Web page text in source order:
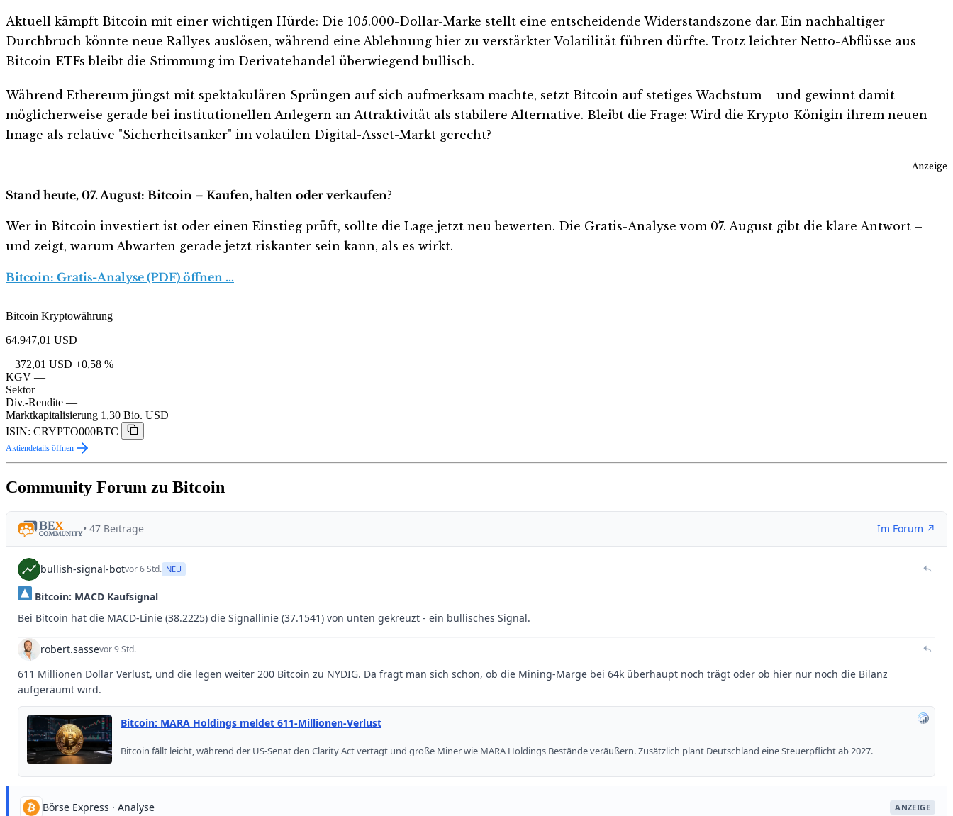
Aktuell kämpft Bitcoin mit einer wichtigen Hürde: Die 105.000-Dollar-Marke stellt eine entscheidende Widerstandszone dar. Ein nachhaltiger
Durchbruch könnte neue Rallyes auslösen, während eine Ablehnung hier zu verstärkter Volatilität führen dürfte. Trotz leichter Netto-Abflüsse aus
Bitcoin-ETFs bleibt die Stimmung im Derivatehandel überwiegend bullisch.
Während Ethereum jüngst mit spektakulären Sprüngen auf sich aufmerksam machte, setzt Bitcoin auf stetiges Wachstum – und gewinnt damit
möglicherweise gerade bei institutionellen Anlegern an Attraktivität als stabilere Alternative. Bleibt die Frage: Wird die Krypto-Königin ihrem neuen
Image als relative "Sicherheitsanker" im volatilen Digital-Asset-Markt gerecht?
Anzeige
Stand heute, 07. August: Bitcoin – Kaufen, halten oder verkaufen?
Wer in Bitcoin investiert ist oder einen Einstieg prüft, sollte die Lage jetzt neu bewerten. Die Gratis-Analyse vom 07. August gibt die klare Antwort –
und zeigt, warum Abwarten gerade jetzt riskanter sein kann, als es wirkt.
Bitcoin: Gratis-Analyse (PDF) öffnen …
Bitcoin Kryptowährung
64.947,01 USD
+ 372,01 USD +0,58 %
KGV —
Sektor —
Div.-Rendite —
Marktkapitalisierung 1,30 Bio. USD
ISIN: CRYPTO000BTC
Aktiendetails öffnen
Community Forum zu Bitcoin